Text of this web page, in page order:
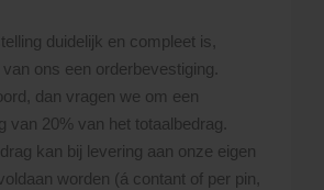
duidelijk en compleet is,
ons een orderbevestiging.
dan vragen we om een
van 20% van het totaalbedrag.
kan bij levering aan onze eigen
worden (á contant of per pin,